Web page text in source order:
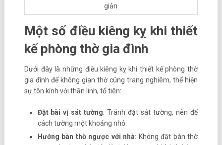
giản
Một số điều kiêng kỵ khi thiết
kế phòng thờ gia đình
Dưới đây là những điều kiêng kỵ khi thiết kế phòng thờ
gia đình để không gian thờ cúng trang nghiêm, thể hiện
sự tôn kính với thần linh, tổ tiên:
Đặt bài vị sát tường: Tránh đặt sát tường, nên để
cách tường một khoảng nhỏ.
Hướng bàn thờ ngược với nhà: Không đặt bàn thờ